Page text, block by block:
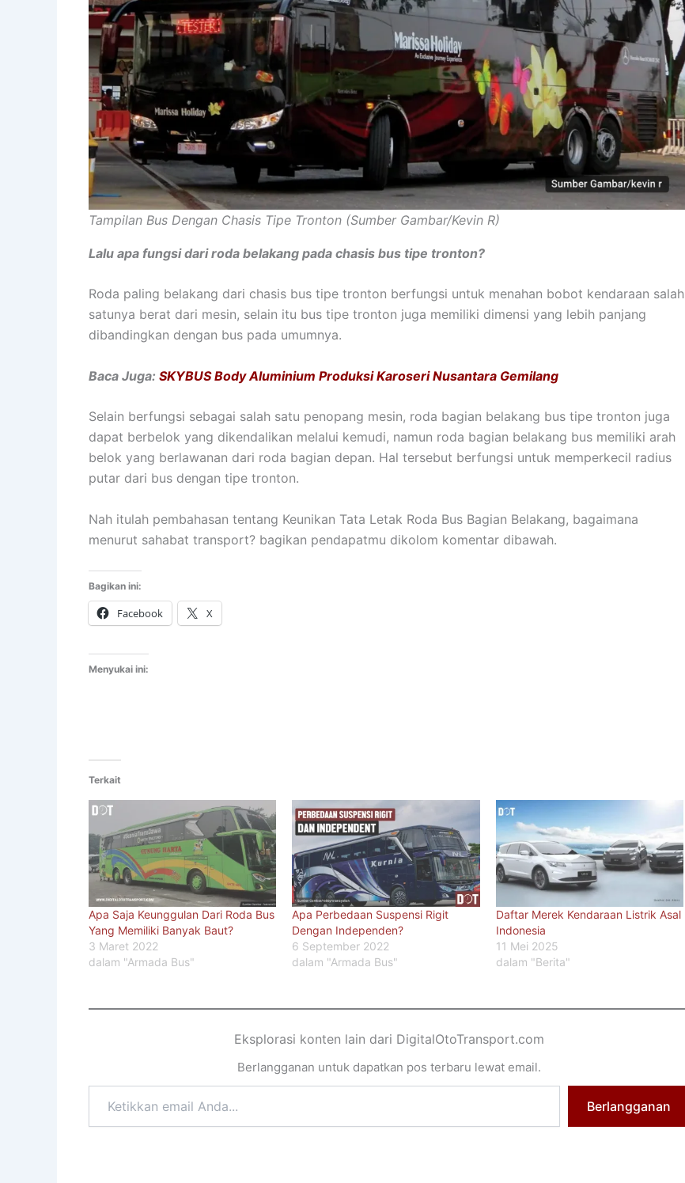
Tampilan Bus Dengan Chasis Tipe Tronton (Sumber Gambar/Kevin R)
Lalu apa fungsi dari roda belakang pada chasis bus tipe tronton?
Roda paling belakang dari chasis bus tipe tronton berfungsi untuk menahan bobot kendaraan salah
satunya berat dari mesin, selain itu bus tipe tronton juga memiliki dimensi yang lebih panjang
dibandingkan dengan bus pada umumnya.
Baca Juga: SKYBUS Body Aluminium Produksi Karoseri Nusantara Gemilang
Selain berfungsi sebagai salah satu penopang mesin, roda bagian belakang bus tipe tronton juga
dapat berbelok yang dikendalikan melalui kemudi, namun roda bagian belakang bus memiliki arah
belok yang berlawanan dari roda bagian depan. Hal tersebut berfungsi untuk memperkecil radius
putar dari bus dengan tipe tronton.
Nah itulah pembahasan tentang Keunikan Tata Letak Roda Bus Bagian Belakang, bagaimana
menurut sahabat transport? bagikan pendapatmu dikolom komentar dibawah.
Bagikan ini:
Facebook X
Menyukai ini:
Terkait
Apa Saja Keunggulan Dari Roda Bus
Yang Memiliki Banyak Baut?
3 Maret 2022
dalam "Armada Bus"
Apa Perbedaan Suspensi Rigit
Dengan Independen?
6 September 2022
dalam "Armada Bus"
Daftar Merek Kendaraan Listrik Asal
Indonesia
11 Mei 2025
dalam "Berita"
Eksplorasi konten lain dari DigitalOtoTransport.com
Berlangganan untuk dapatkan pos terbaru lewat email.
email
Anda...
Berlangganan